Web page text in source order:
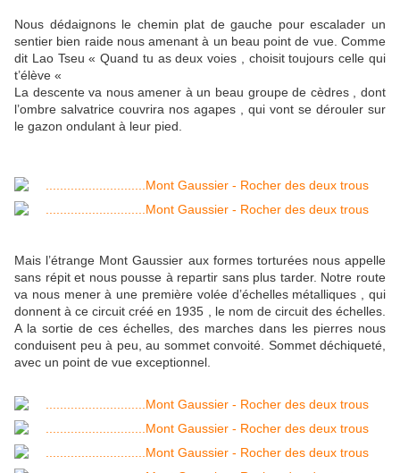
Nous dédaignons le chemin plat de gauche pour escalader un
sentier bien raide nous amenant à un beau point de vue. Comme
dit Lao Tseu « Quand tu as deux voies , choisit toujours celle qui
t’élève «
La descente va nous amener à un beau groupe de cèdres , dont
l’ombre salvatrice couvrira nos agapes , qui vont se dérouler sur
le gazon ondulant à leur pied.
Mais l’étrange Mont Gaussier aux formes torturées nous appelle
sans répit et nous pousse à repartir sans plus tarder. Notre route
va nous mener à une première volée d’échelles métalliques , qui
donnent à ce circuit créé en 1935 , le nom de circuit des échelles.
A la sortie de ces échelles, des marches dans les pierres nous
conduisent peu à peu, au sommet convoité. Sommet déchiqueté,
avec un point de vue exceptionnel.